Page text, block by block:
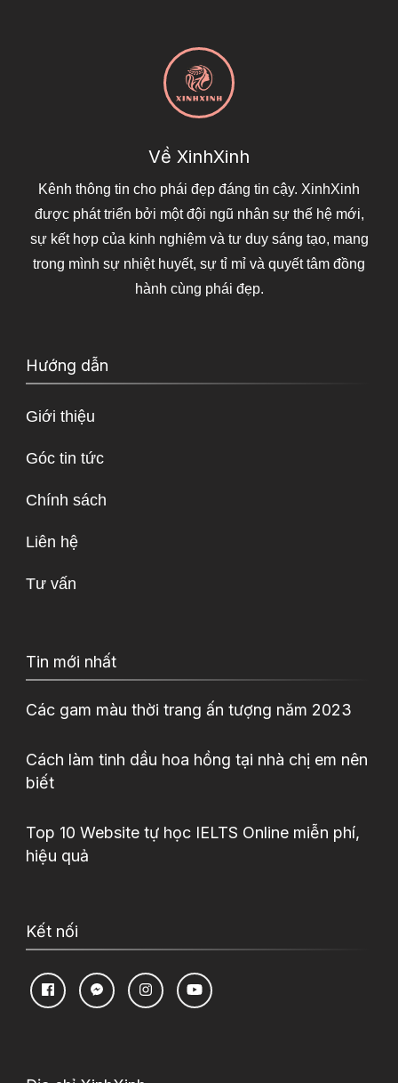
Về XinhXinh
Kênh thông tin cho phái đẹp đáng tin cậy. XinhXinh
được phát triển bởi một đội ngũ nhân sự thế hệ mới,
sự kết hợp của kinh nghiệm và tư duy sáng tạo, mang
trong mình sự nhiệt huyết, sự tỉ mỉ và quyết tâm đồng
hành cùng phái đẹp.
Hướng dẫn
Giới thiệu
Góc tin tức
Chính sách
Liên hệ
Tư vấn
Tin mới nhất
Các gam màu thời trang ấn tượng năm 2023
Cách làm tinh dầu hoa hồng tại nhà chị em nên
biết
Top 10 Website tự học IELTS Online miễn phí,
hiệu quả
Kết nối